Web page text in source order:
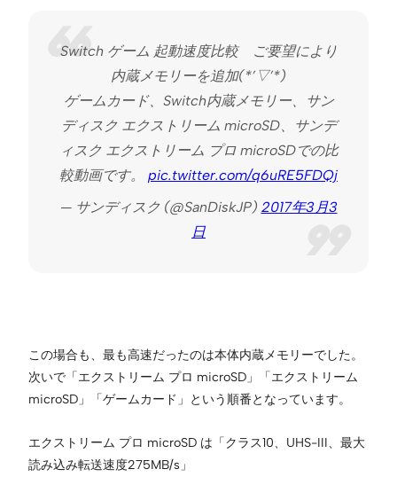
Switch ゲーム 起動速度比較 ご要望により
内蔵メモリーを追加(*’▽’*)
ゲームカード、Switch内蔵メモリー、サン
ディスク エクストリーム microSD、サンデ
ィスク エクストリーム プロ microSDでの比
較動画です。 pic.twitter.com/q6uRE5FDQj
— サンディスク (@SanDiskJP) 2017年3月3
日
この場合も、最も高速だったのは本体内蔵メモリーでした。
次いで「エクストリーム プロ microSD」「エクストリーム
microSD」「ゲームカード」という順番となっています。
エクストリーム プロ microSD は「クラス10、UHS-III、最大
読み込み転送速度275MB/s」